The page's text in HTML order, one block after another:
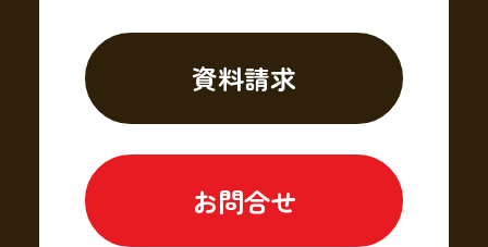
資料請求
お問合せ